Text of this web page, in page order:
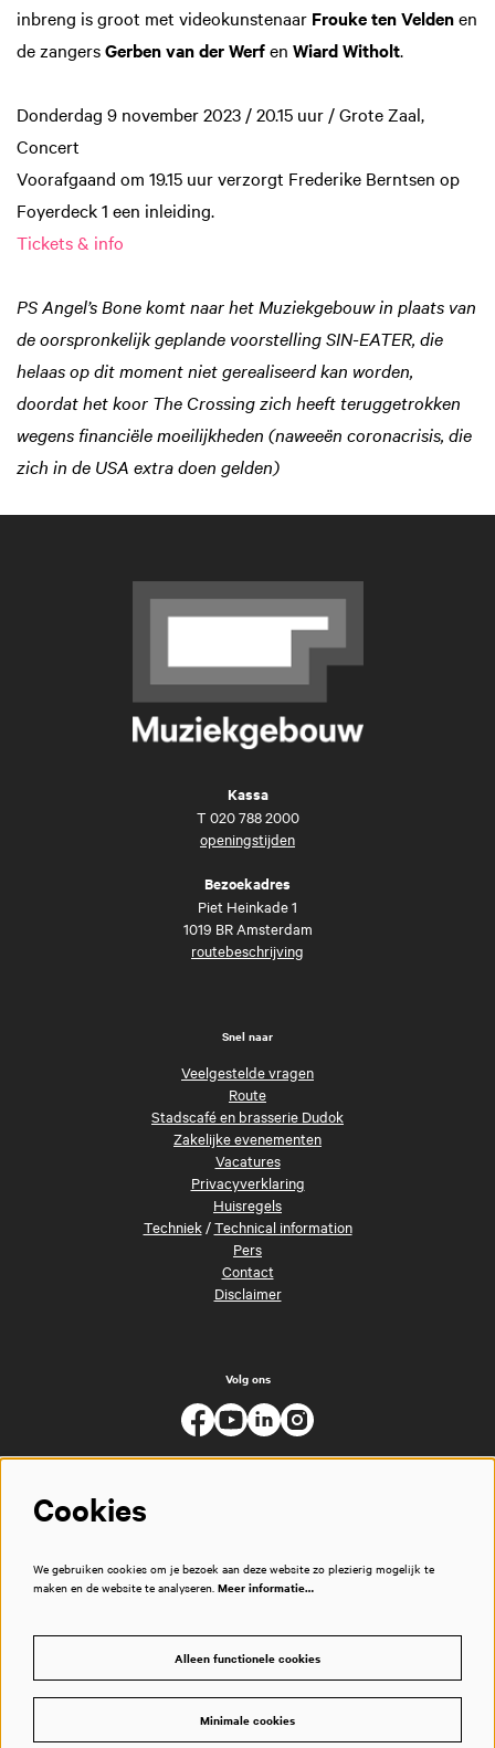
inbreng is groot met videokunstenaar Frouke ten Veldenen
de zangersGerben van der Werfen Wiard Witholt.
Donderdag 9 november 2023 / 20.15 uur / Grote Zaal,
Concert
Voorafgaand om 19.15 uur verzorgt Frederike Berntsen op
Foyerdeck 1 een inleiding.
Tickets & info
PS Angel’s Bone komt naar het Muziekgebouw in plaats van
de oorspronkelijk geplande voorstelling SIN-EATER, die
helaas op dit moment niet gerealiseerd kan worden,
doordat het koor The Crossing zich heeft teruggetrokken
wegens financiële moeilijkheden (naweeën coronacrisis, die
zich in de USA extra doen gelden)
Kassa
T 020 788 2000
openingstijden
Bezoekadres
Piet Heinkade 1
1019 BR Amsterdam
routebeschrijving
Snel naar
Veelgestelde vragen
Route
Stadscafé en brasserie Dudok
Zakelijke evenementen
Vacatures
Privacyverklaring
Huisregels
Techniek/Technical information
Pers
Contact
Disclaimer
Volg ons
Cookies
We gebruiken cookies om je bezoek aan deze website zo plezierig mogelijk te
maken en de website te analyseren. Meer informatie…
Alleen functionele cookies
Minimale cookies